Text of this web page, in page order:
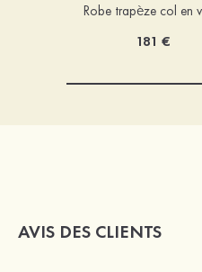
181 €
AVIS DES CLIENTS